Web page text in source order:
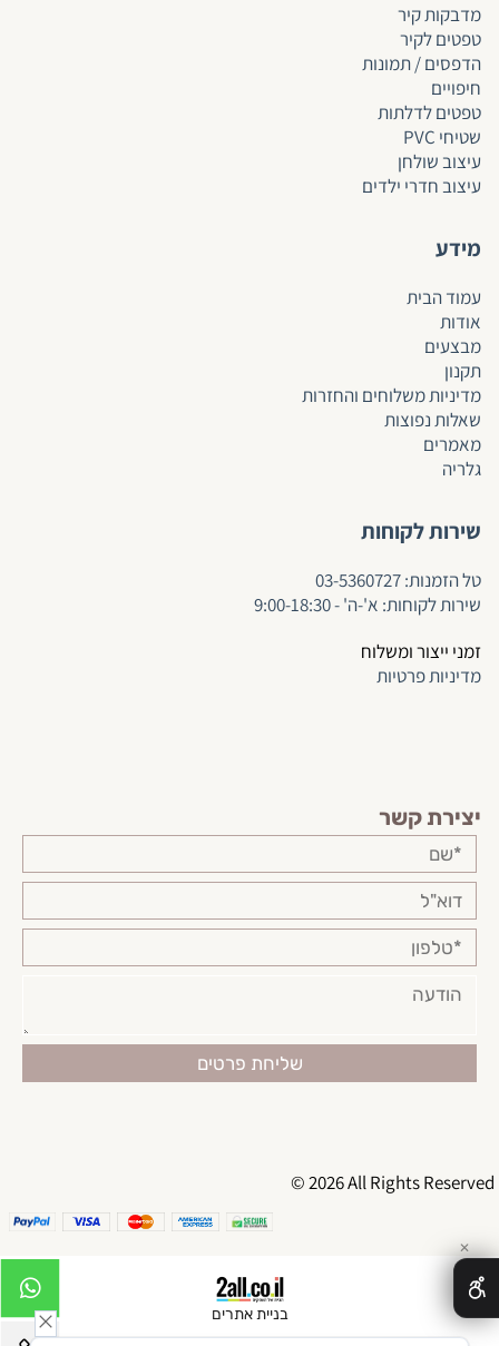
מדבקות קיר
טפטים לקיר
הדפסים / תמונות
חיפויים
טפטים לדלתות
שטיחי PVC
עיצוב שולחן
עיצוב חדרי ילדים
מידע
עמוד הבית
אודות
מבצעים
תקנון
מדיניות משלוחים והחזרות
שאלות נפוצות
מאמרים
גלריה
שירות לקוחות
טל הזמנות:03-5360727
שירות לקוחות: א'-ה' - 9:00-18:30
זמני ייצור ומשלוח
מדיניות פרטיות
יצירת קשר
© 2026 All Rights Reserved
בניית אתרים
✕